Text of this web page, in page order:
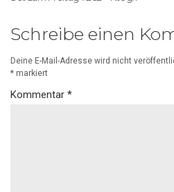
Schreibe einen
Deine E-Mail-Adresse wird nicht
* markiert
Kommentar *